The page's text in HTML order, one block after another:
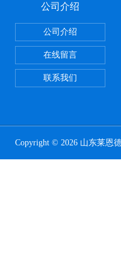
公司介绍
公司介绍
在线留言
联系我们
Copyright © 2026 山东莱恩